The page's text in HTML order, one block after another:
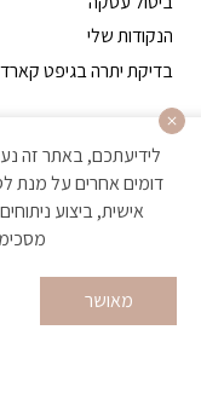
הנקודות שלי
בדיקת יתרה בגיפט
הקניה באתר
דומים אחרים על מנת
אישית, ביצוע
מאושר